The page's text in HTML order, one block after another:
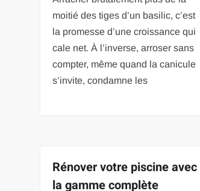
moitié des tiges d’un basilic, c’est
la promesse d’une croissance qui
cale net. À l’inverse, arroser sans
compter, même quand la canicule
s’invite, condamne les
Rénover votre piscine avec
la gamme complète